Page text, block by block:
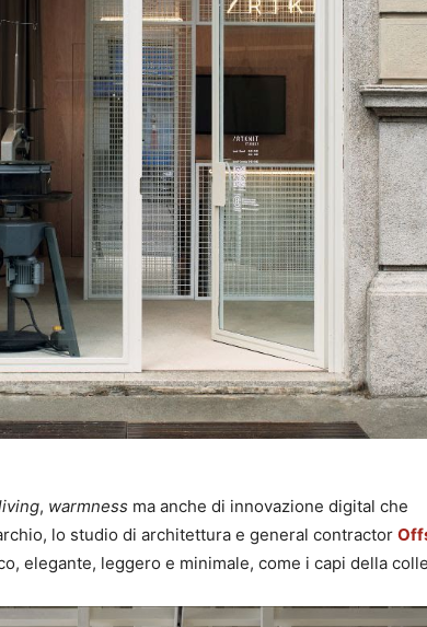
, warmness ma anche di innovazione digital che
lo studio di architettura e general contractor
elegante, leggero e minimale, come i capi della